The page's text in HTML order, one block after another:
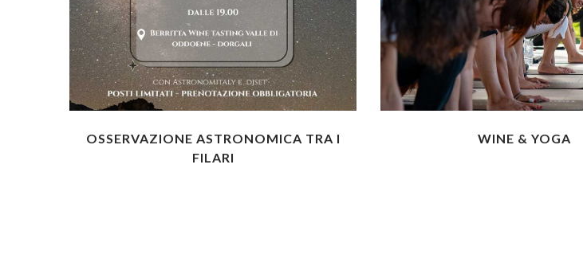
OSSERVAZIONE ASTRONOMICA TRA I
FILARI
WINE & YOGA